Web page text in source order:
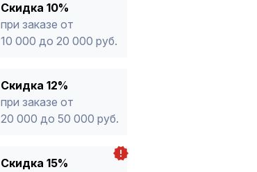
Скидка 10%
при заказе от
10 000 до 20 000 руб.
Скидка 12%
при заказе от
20 000 до 50 000 руб.
Скидка 15%